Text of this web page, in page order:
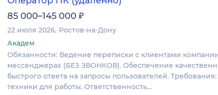
85 000–145 000 ₽
22 июля 2026 Ростов-на-Дону
Академ
Обязанности: Ведение переписки с клиентами
мессенджерах (БЕЗ ЗВОНКОВ). Обеспечение
быстрого ответа на запросы пользователей.
техники для работы. Ответственность…